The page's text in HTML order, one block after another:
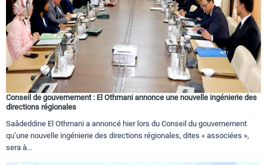
Conseil de gouvernement : El Othmani annonce une nouvelle ingénierie des
directions régionales
Saâdeddine El Othmani a annoncé hier lors du Conseil du gouvernement
qu’une nouvelle ingénierie des directions régionales, dites « associées »,
sera à...